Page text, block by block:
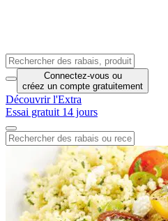
Connectez-vous ou
créez un compte gratuitement
Découvrir l'Extra
Essai gratuit 14 jours